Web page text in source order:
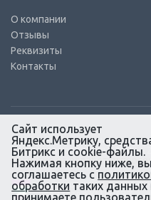
О компании
Отзывы
Реквизиты
Контакты
© КТС-Дизель –
Все права защищены, 2003 –
Согласие на обработку
Сайт создан в
агентстве KLUEV.BZ
Сайт использует
Яндекс.Метрику,
Битрикс и cookie-файлы.
Нажимая кнопку ниже, вы
соглашаетесь с
обработки таких данных
принимаете